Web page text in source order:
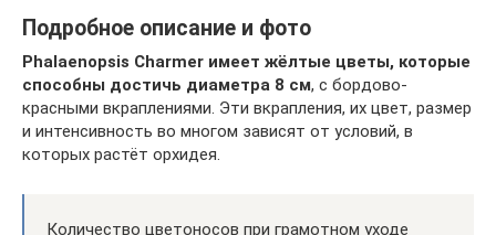
Подробное описание и фото
Phalaenopsis Charmer имеет жёлтые цветы, которые
способны достичь диаметра 8 см, с бордово-
красными вкраплениями. Эти вкрапления, их цвет, размер
и интенсивность во многом зависят от условий, в
которых растёт орхидея.
Количество цветоносов при грамотном уходе